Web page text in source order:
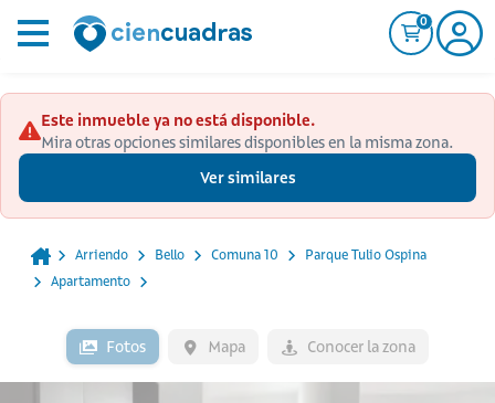
0
Este inmueble ya no está disponible.
Mira otras opciones similares disponibles en la misma zona.
Ver similares
Arriendo Bello Comuna 10
Parque Tulio Ospina
Apartamento
Fotos Mapa Conocer la zona